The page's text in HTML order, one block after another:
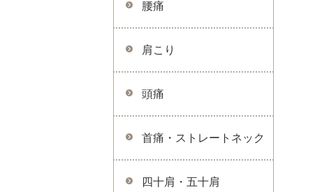
腰痛
肩こり
頭痛
首痛・ストレートネック
四十肩・五十肩